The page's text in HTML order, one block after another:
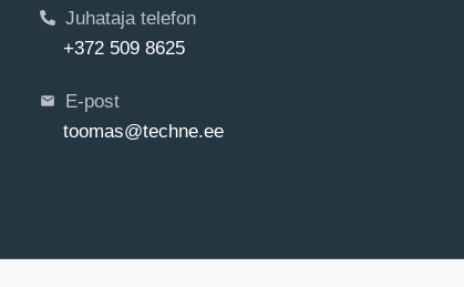
Juhataja telefon
+372 509 8625
E-post
toomas@techne.ee